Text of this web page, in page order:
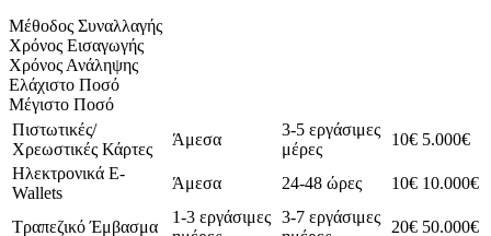
Μέθοδος Συναλλαγής
Χρόνος Εισαγωγής
Χρόνος Ανάληψης
Ελάχιστο Ποσό
Μέγιστο Ποσό
Πιστωτικές/
Χρεωστικές Κάρτες
Άμεσα
3-5 εργάσιμες
μέρες
10€ 5.000€
Ηλεκτρονικά E-
Wallets
Άμεσα 24-48 ώρες 10€ 10.000€
Τραπεζικό Έμβασμα
1-3 εργάσιμες 3-7 εργάσιμες
20€ 50.000€